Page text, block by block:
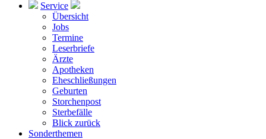
Service
Übersicht
Jobs
Termine
Leserbriefe
Ärzte
Apotheken
Eheschließungen
Geburten
Storchenpost
Sterbefälle
Blick zurück
Sonderthemen